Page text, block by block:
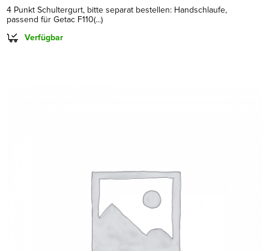
4 Punkt Schultergurt, bitte separat bestellen: Handschlaufe,
passend für Getac F110(...)
Verfügbar